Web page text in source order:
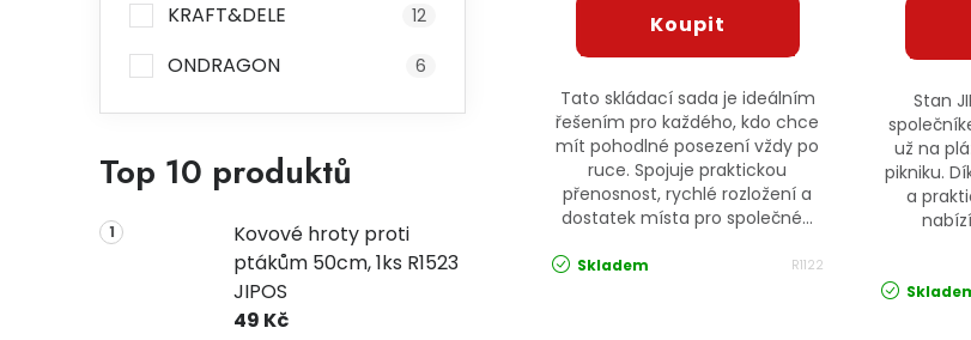
KRAFT&DELE 12
ONDRAGON 6
Top 10 produktů
Kovové hroty proti
ptákům 50cm, 1ks R1523
JIPOS
49 Kč
Tato skládací sada je ideálním
řešením pro každého, kdo chce
mít pohodlné posezení vždy po
ruce. Spojuje praktickou
přenosnost, rychlé rozložení a
dostatek místa pro společné...
Skladem R1122
Stan
už na
pikniku.
a